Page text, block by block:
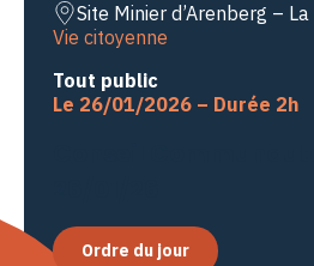
Site Minier d’Arenberg –
Vie citoyenne
Tout public
Le 26/01/2026 – Durée 2h
Ordre du jour